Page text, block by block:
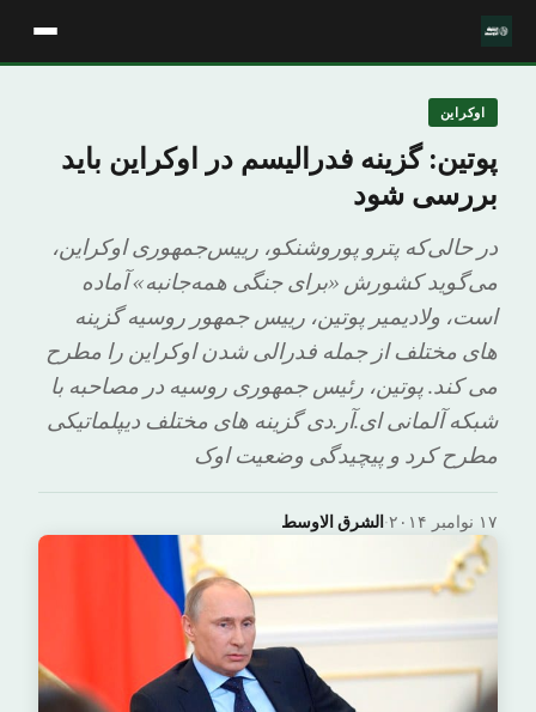
اوکراین
پوتین: گزینه فدرالیسم در اوکراین باید
بررسی شود
در حالی‌که پترو پوروشنکو، رییس‌جمهوری اوکراین،
می‌گوید کشورش «برای جنگی همه‌جانبه» آماده
است، ولادیمیر پوتین، رییس جمهور روسیه گزینه
های مختلف از جمله فدرالی شدن اوکراین را مطرح
می کند. پوتین، رئیس جمهوری روسیه در مصاحبه با
شبکه آلمانی ای.آر.دی گزینه های مختلف دیپلماتیکی
مطرح کرد و پیچیدگی وضعیت اوک
الشرق الاوسط· ۱۷ نوامبر ۲۰۱۴